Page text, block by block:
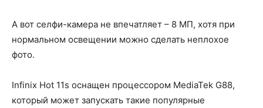
А вот селфи-камера не впечатляет – 8 МП, хотя при
нормальном освещении можно сделать неплохое
фото.
Infinix Hot 11s оснащен процессором MediaTek G88,
который может запускать такие популярные